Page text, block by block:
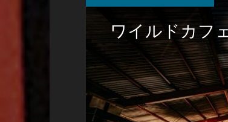
ワイルドカフ